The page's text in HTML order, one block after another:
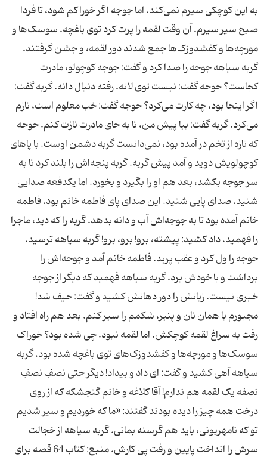
به این کوچکی سیرم نمی‌کند. اما جوجه اگر خوراکم شود، تا فردا
صبح سیر سیرم. آن وقت لقمه را پرت کرد توی باغچه. سوسک‌ها و
مورچه‌ها و کفشدوزک‌ها جمع شدند دور لقمه، و جشن گرفتند.
گربه سیاهه جوجه را صدا کرد و گفت: جوجه کوچولو، مادرت
کجاست؟ جوجه گفت: نیست توی لانه. رفته دنبال دانه. گربه گفت:
اگر اینجا بود، چه کارت می‌کرد؟ جوجه گفت: خب معلوم است، نازم
می‌کرد. گربه گفت: بیا پیش من، تا به جای مادرت نازت کنم. جوجه
که تازه از تخم در آمده بود، نمی‌دانست گربه دشمن اوست. با پاهای
کوچولویش دوید و آمد پیش گربه. گربه پنجه‌اش را بلند کرد تا به
سر جوجه بکشد، بعد هم او را بگیرد و بخورد. اما یکدفعه صدایی
شنید. صدای پایی شنید. این صدای پای فاطمه خانم بود. فاطمه
خانم آمده بود تا به جوجه‌اش آب و دانه بدهد. گربه را که دید، ماجرا
را فهمید. داد کشید: پیشته، برو! برو، برو! گربه سیاهه ترسید.
جوجه را ول کرد و عقب پرید. فاطمه خانم آمد و جوجه‌‌اش را
برداشت و با خودش برد. گربه سیاهه فهمید که دیگر از جوجه
خبری نیست. زبانش را دور دهانش کشید و گفت: حیف شد!
مجبورم با همان نان و پنیر، شکمم را سیر کنم. بعد هم راه افتاد و
رفت به سراغ لقمه کوچکش. اما لقمه نبود. چی شده بود؟ خوراک
سوسک‌ها و مورچه‌ها و کفشدوزک‌های توی باغچه شده بود. گربه
سیاهه آهی کشید و گفت: ای داد و بیداد! دیگر حتی نصفِ نصفِ
نصفه یک لقمه هم ندارم! آقا کلاغه و خانم گنجشکه که از روی
درخت همه‌ چیز را دیده بودند گفتند: «ما که خوردیم و سیر شدیم
تو که نامهربونی، باید هم گرسنه بمانی. گربه سیاهه از خجالت
سرش را انداخت پایین و رفت پی کارش. منبع: کتاب 64 قصه برای